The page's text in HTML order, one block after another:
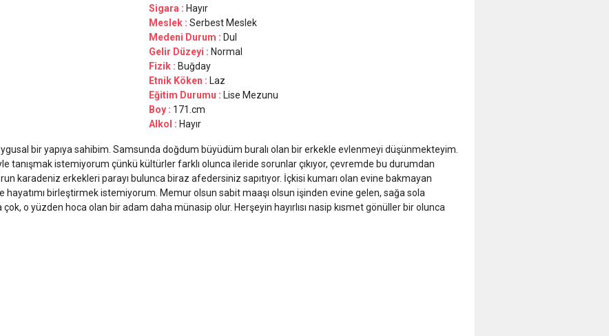
Sigara : Hayır
Meslek : Serbest Meslek
Medeni Durum : Dul
Gelir Düzeyi : Normal
Fizik : Buğday
Etnik Köken : Laz
Eğitim Durumu : Lise Mezunu
Boy : 171.cm
Alkol : Hayır
bir yapıya sahibim. Samsunda doğdum büyüdüm buralı olan bir erkekle evlenmeyi düşünmekteyim.
tanışmak istemiyorum çünkü kültürler farklı olunca ileride sorunlar çıkıyor, çevremde bu durumdan
karadeniz erkekleri parayı bulunca biraz afedersiniz sapıtıyor. İçkisi kumarı olan evine bakmayan
hayatımı birleştirmek istemiyorum. Memur olsun sabit maaşı olsun işinden evine gelen, sağa sola
o yüzden hoca olan bir adam daha münasip olur. Herşeyin hayırlısı nasip kısmet gönüller bir olunca